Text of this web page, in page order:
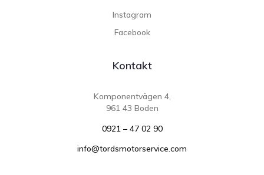
Instagram
Facebook
Kontakt
Komponentvägen 4,
961 43 Boden
0921 – 47 02 90
info@tordsmotorservice.com